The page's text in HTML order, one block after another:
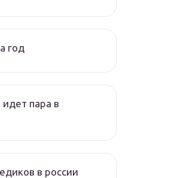
год
пара в
в россии